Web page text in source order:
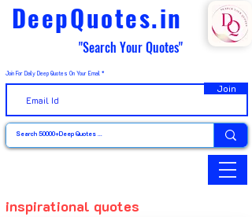
DeepQuotes.in
"Search Your Quotes"
Join For Daily Deep Quotes On Your Email
Join
inspirational quotes